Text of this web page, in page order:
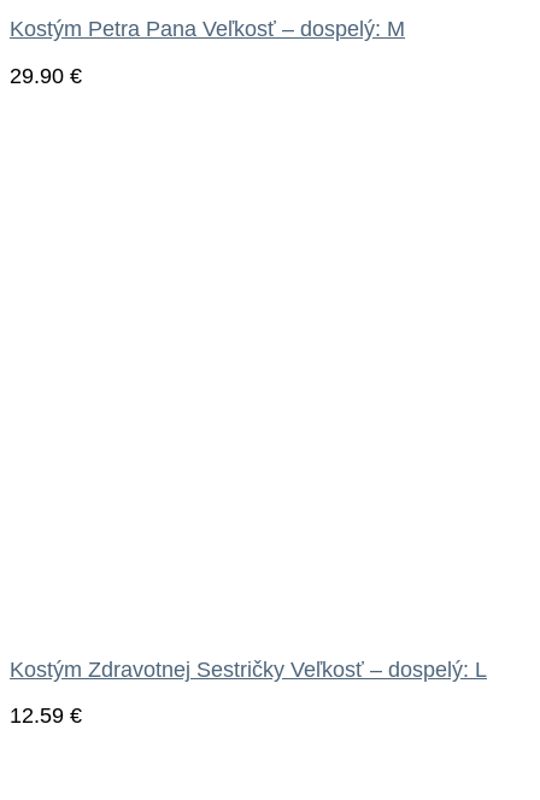
Kostým Petra Pana Veľkosť – dospelý: M
29.90 €
Kostým Zdravotnej Sestričky Veľkosť – dospelý: L
12.59 €